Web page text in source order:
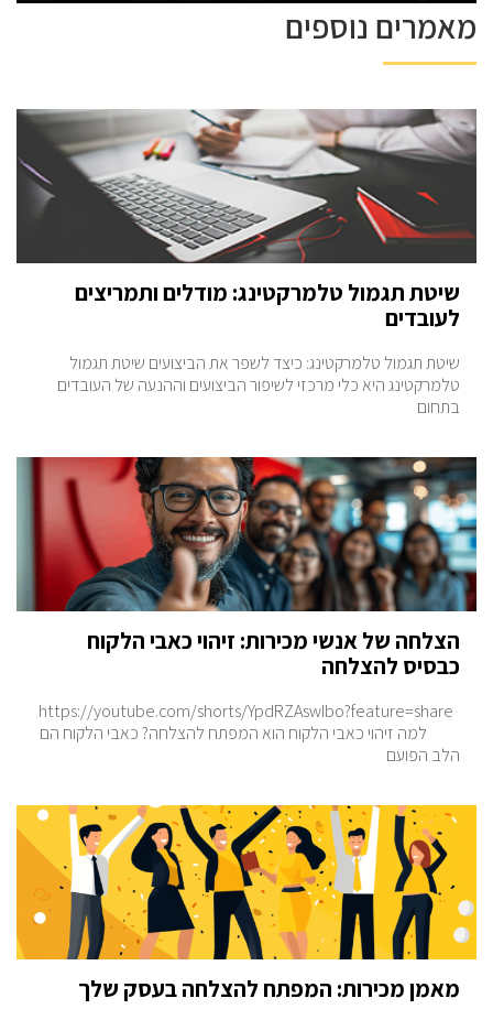
מאמרים נוספים
שיטת תגמול טלמרקטינג: מודלים ותמריצים
לעובדים
שיטת תגמול טלמרקטינג: כיצד לשפר את הביצועים שיטת תגמול
טלמרקטינג היא כלי מרכזי לשיפור הביצועים וההנעה של העובדים
בתחום
הצלחה של אנשי מכירות: זיהוי כאבי הלקוח
כבסיס להצלחה
https://youtube.com/shorts/YpdRZAswIbo?feature=share
למה זיהוי כאבי הלקוח הוא המפתח להצלחה? כאבי הלקוח הם
הלב הפועם
מאמן מכירות: המפתח להצלחה בעסק שלך